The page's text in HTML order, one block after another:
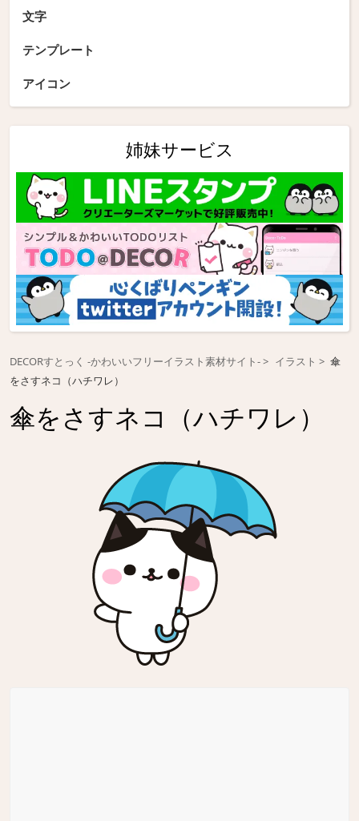
文字
テンプレート
アイコン
姉妹サービス
DECORすとっく -かわいいフリーイラスト素材サイト- イラスト
傘
をさすネコ（ハチワレ）
傘をさすネコ（ハチワレ）